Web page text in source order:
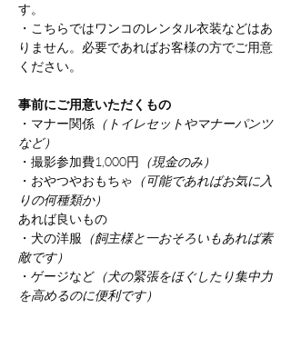
す。
・こちらではワンコのレンタル衣装などはあ
りません。必要であればお客様の方でご用意
ください。
事前にご用意いただくもの
・マナー関係 （トイレセットやマナーパンツ
など）
・撮影参加費1,000円 （現金のみ）
・おやつやおもちゃ （可能であればお気に入
りの何種類か）
あれば良いもの
・犬の洋服 （飼主様と一おそろいもあれば素
敵です）
・ゲージなど （犬の緊張をほぐしたり集中力
を高めるのに便利です）